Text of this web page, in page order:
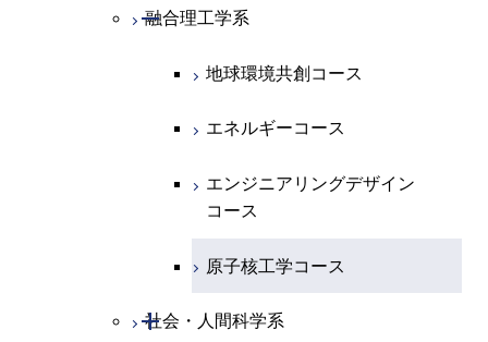
ース
原子核工学コース
知能情報コース
エンジニアリングデザイン
土木工学コース
エンジニアリングデザイン
融合理工学系
開閉
地球環境共創コース
エネルギーコース
エンジニアリングデザイン
コース
原子核工学コース
社会・人間科学系
開閉